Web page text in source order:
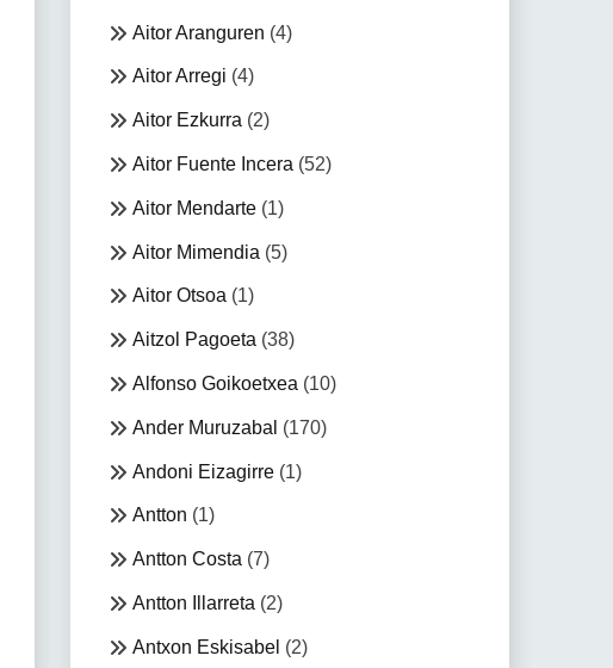
Aitor Aranguren (4)
Aitor Arregi (4)
Aitor Ezkurra (2)
Aitor Fuente Incera (52)
Aitor Mendarte(1)
Aitor Mimendia (5)
Aitor Otsoa (1)
Aitzol Pagoeta (38)
Alfonso Goikoetxea (10)
Ander Muruzabal (170)
Andoni Eizagirre(1)
Antton (1)
Antton Costa (7)
Antton Illarreta (2)
Antxon Eskisabel (2)